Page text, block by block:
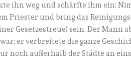
ihn weg und schärfte ihm ein:
Priester und bring das
Gesetzestreue) sein. Der Mann
er verbreitete die ganze
noch außerhalb der Städte an